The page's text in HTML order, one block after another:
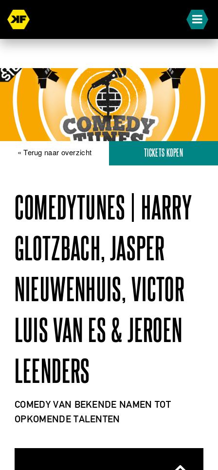
« Terug naar overzicht TICKETS KOPEN
COMEDYTUNES | HARRY
GLOTZBACH, JASPER
NIEUWENHUIS, VICTOR
LUIS VAN ES & JEROEN
LEENDERS
COMEDY VAN BEKENDE NAMEN TOT
OPKOMENDE TALENTEN